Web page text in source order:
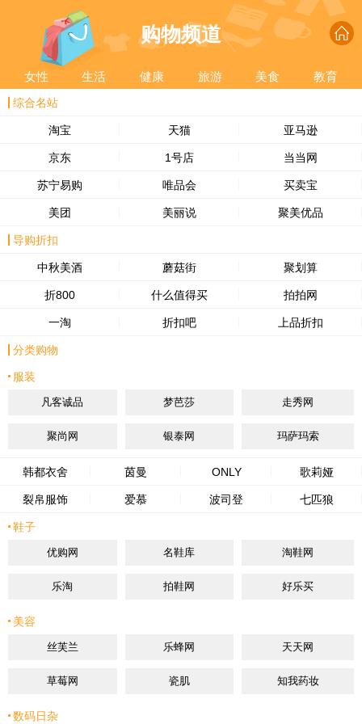
购物频道
女性 生活 健康 旅游 美食 教育
综合名站
淘宝 天猫 亚马逊
京东 1号店 当当网
苏宁易购 唯品会 买卖宝
美团 美丽说 聚美优品
导购折扣
中秋美酒 蘑菇街 聚划算
折800 什么值得买 拍拍网
一淘 折扣吧 上品折扣
分类购物
服装
凡客诚品 梦芭莎 走秀网
聚尚网 银泰网 玛萨玛索
韩都衣舍 茵曼 ONLY 歌莉娅
裂帛服饰 爱慕 波司登 七匹狼
鞋子
优购网 名鞋库 淘鞋网
乐淘 拍鞋网 好乐买
美容
丝芙兰 乐蜂网 天天网
草莓网 瓷肌 知我药妆
数码日杂